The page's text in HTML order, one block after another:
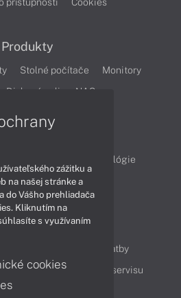
Produkty
Stolné počítače
Monitory
Diskové polia a NAS
Technológie
Videá
Obsah
Možnosti doručenia a platby
Servisné služby Cenník servisu
zážitku a
na našej stránke a
do Vášho prehliadača
Kliknutím na
s využívaním
cookies